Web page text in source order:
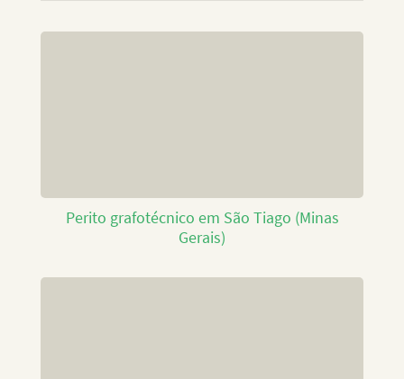
Perito grafotécnico em São Tiago (Minas
Gerais)